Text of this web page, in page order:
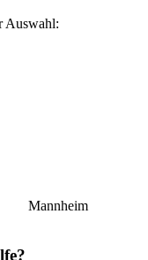
Auswahl:
Mannheim